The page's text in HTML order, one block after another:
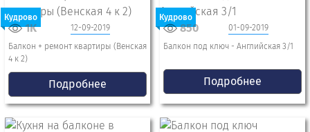
Кудрово
12-09-2019
1K
Балкон + ремонт квартиры (Венская
4 к 2)
Подробнее
Кудрово
01-09-2019
850
Балкон под ключ - Английская 3/1
Подробнее